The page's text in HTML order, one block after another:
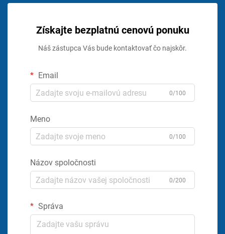
Získajte bezplatnú cenovú ponuku
Náš zástupca Vás bude kontaktovať čo najskôr.
Email
0/100
Meno
0/100
Názov spoločnosti
0/200
Správa